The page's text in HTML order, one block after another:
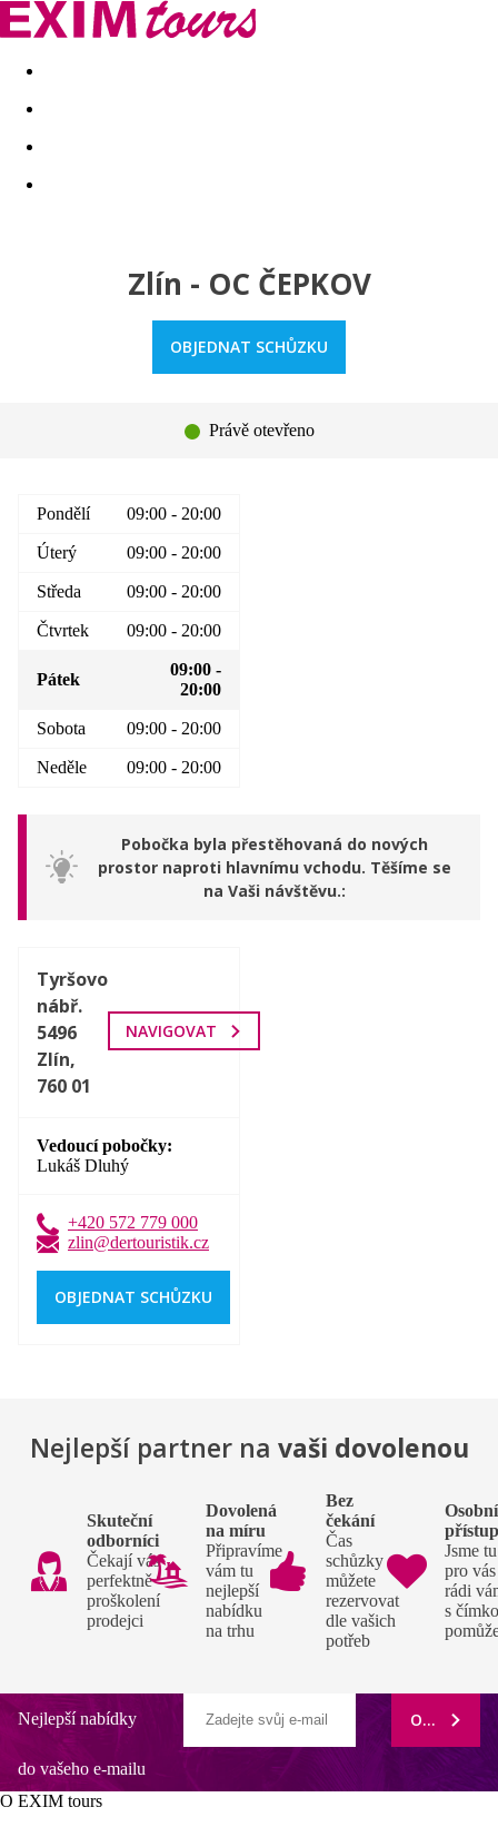
Akční nabídky Last minute
Zlín - OC ČEPKOV
OBJEDNAT SCHŮZKU
Právě otevřeno
Pondělí 09:00 - 20:00
Úterý 09:00 - 20:00
Středa 09:00 - 20:00
Čtvrtek 09:00 - 20:00
Pátek
09:00 -
20:00
Sobota 09:00 - 20:00
Neděle 09:00 - 20:00
Pobočka byla přestěhovaná do nových
prostor naproti hlavnímu vchodu. Těšíme se
na Vaši návštěvu.
Tyršovo
nábř.
5496
Zlín,
760 01
NAVIGOVAT
Vedoucí pobočky
Lukáš Dluhý
+420 572 779 000
zlin@dertouristik.cz
OBJEDNAT SCHŮZKU
Nejlepší partner na vaši dovolenou
Skuteční
odborníci
Čekají vás
perfektně
proškolení
prodejci
Dovolená
na míru
Připravíme
vám tu
nejlepší
nabídku
na trhu
Bez
čekání
Čas
schůzky si
můžete
rezervovat
dle vašich
potřeb
Osobní
Jsme tu
pro
rádi
s
Nejlepší nabídky
do vašeho e-mailu
ODEBÍRAT
O EXIM tours